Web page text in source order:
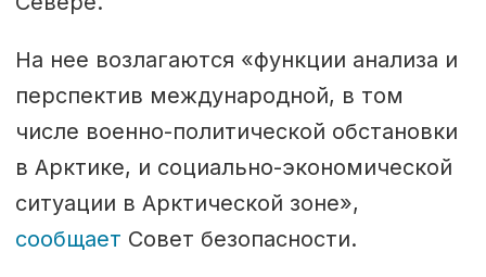
На нее возлагаются «функции анализа и
перспектив международной, в том
числе военно-политической обстановки
в Арктике, и социально-экономической
ситуации в Арктической зоне»,
сообщает Совет безопасности.